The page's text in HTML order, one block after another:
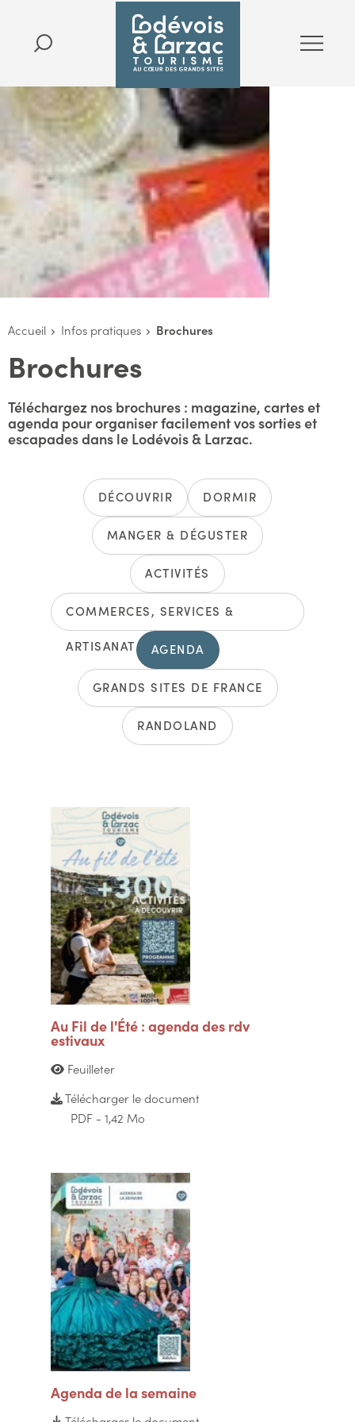
Accueil Infos pratiques Brochures
Brochures
Téléchargez nos brochures : magazine, cartes et
agenda pour organiser facilement vos sorties et
escapades dans le Lodévois & Larzac.
DÉCOUVRIR DORMIR
MANGER & DÉGUSTER
ACTIVITÉS
COMMERCES, SERVICES &
ARTISANAT AGENDA
GRANDS SITES DE FRANCE
RANDOLAND
Au Fil de l'Été : agenda des rdv
estivaux
Feuilleter
Télécharger le document
PDF - 1,42 Mo
Agenda de la semaine